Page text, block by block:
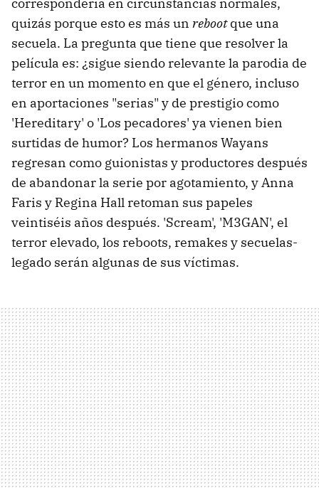
quizás porque esto es más un rebootque una
secuela. La pregunta que tiene que resolver la
película es: ¿sigue siendo relevante la parodia de
terror en un momento en que el género, incluso
en aportaciones "serias" y de prestigio como
'Hereditary' o 'Los pecadores' ya vienen bien
surtidas de humor? Los hermanos Wayans
regresan como guionistas y productores después
de abandonar la serie por agotamiento, y Anna
Faris y Regina Hall retoman sus papeles
veintiséis años después. 'Scream', 'M3GAN', el
terror elevado, los reboots, remakes y secuelas-
legado serán algunas de sus víctimas.